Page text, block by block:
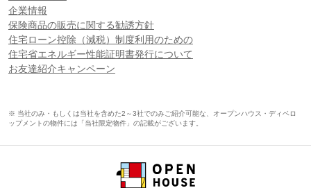
企業情報
保険商品の販売に関する勧誘方針
住宅ローン控除（減税）制度利用のための
住宅省エネルギー性能証明書発行について
お友達紹介キャンペーン
※ 当社のみ・もしくは当社を含めた2～3社でのみご紹介可能な、オープンハウス・ディベロ
ップメントの物件には「当社限定物件」の記載がございます。